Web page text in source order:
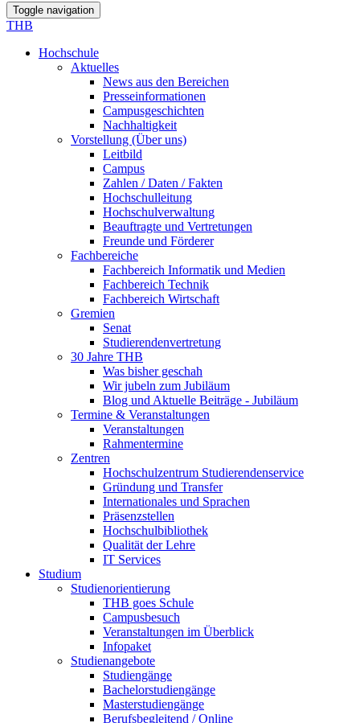
Toggle navigation
THB
Hochschule
Aktuelles
News aus den Bereichen
Presseinformationen
Campusgeschichten
Nachhaltigkeit
Vorstellung (Über uns)
Leitbild
Campus
Zahlen / Daten / Fakten
Hochschulleitung
Hochschulverwaltung
Beauftragte und Vertretungen
Freunde und Förderer
Fachbereiche
Fachbereich Informatik und Medien
Fachbereich Technik
Fachbereich Wirtschaft
Gremien
Senat
Studierendenvertretung
30 Jahre THB
Was bisher geschah
Wir jubeln zum Jubiläum
Blog und Aktuelle Beiträge - Jubiläum
Termine & Veranstaltungen
Veranstaltungen
Rahmentermine
Zentren
Hochschulzentrum Studierendenservice
Gründung und Transfer
Internationales und Sprachen
Präsenzstellen
Hochschulbibliothek
Qualität der Lehre
IT Services
Studium
Studienorientierung
THB goes Schule
Campusbesuch
Veranstaltungen im Überblick
Infopaket
Studienangebote
Studiengänge
Bachelorstudiengänge
Masterstudiengänge
Berufsbegleitend / Online